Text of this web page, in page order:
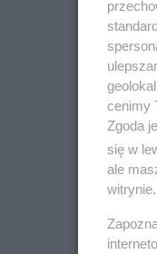
cenimy
Zgoda
się w
ale
witrynie.